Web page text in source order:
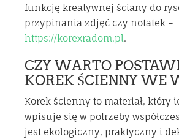
funkcję kreatywnej ściany do
przypinania zdjęć czy notatek –
https://korexradom.pl.
CZY WARTO
KOREK ŚCIENNY WE
Korek ścienny to materiał, który
wpisuje się w potrzeby
jest ekologiczny, praktyczny i